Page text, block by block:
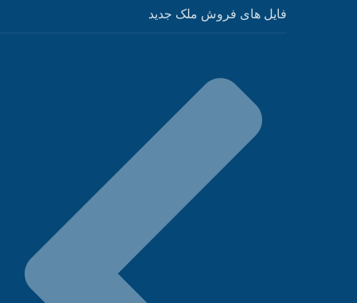
فایل های فروش ملک جدید